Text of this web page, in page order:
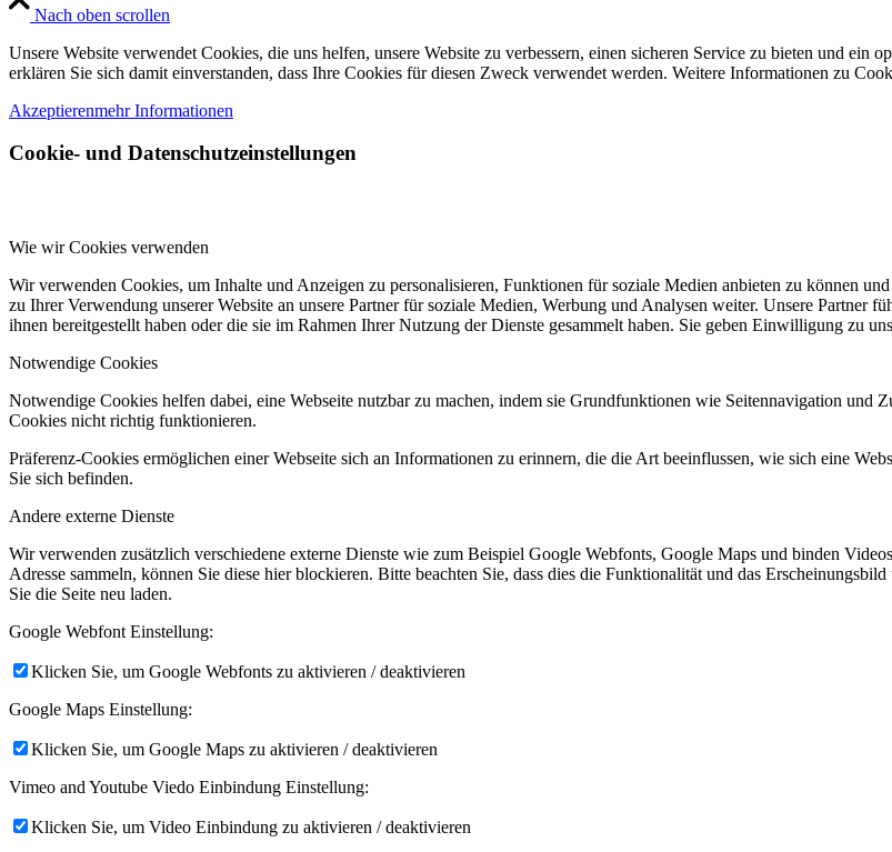
Nach oben scrollen
Unsere Website verwendet Cookies, die uns helfen, unsere Website zu verbessern, einen sicheren Service zu bieten und ein
erklären Sie sich damit einverstanden, dass Ihre Cookies für diesen Zweck verwendet werden. Weitere Informationen zu
Akzeptierenmehr Informationen
Cookie- und Datenschutzeinstellungen
Wie wir Cookies verwenden
Wir verwenden Cookies, um Inhalte und Anzeigen zu personalisieren, Funktionen für soziale Medien anbieten zu können
zu Ihrer Verwendung unserer Website an unsere Partner für soziale Medien, Werbung und Analysen weiter. Unsere Partner
ihnen bereitgestellt haben oder die sie im Rahmen Ihrer Nutzung der Dienste gesammelt haben. Sie geben Einwilligung zu
Notwendige Cookies
Notwendige Cookies helfen dabei, eine Webseite nutzbar zu machen, indem sie Grundfunktionen wie Seitennavigation und
Cookies nicht richtig funktionieren.
Präferenz-Cookies ermöglichen einer Webseite sich an Informationen zu erinnern, die die Art beeinflussen, wie sich eine
Sie sich befinden.
Andere externe Dienste
Wir verwenden zusätzlich verschiedene externe Dienste wie zum Beispiel Google Webfonts, Google Maps und binden
Adresse sammeln, können Sie diese hier blockieren. Bitte beachten Sie, dass dies die Funktionalität und das
Sie die Seite neu laden.
Google Webfont Einstellung:
Klicken Sie, um Google Webfonts zu aktivieren / deaktivieren
Google Maps Einstellung:
Klicken Sie, um Google Maps zu aktivieren / deaktivieren
Vimeo and Youtube Viedo Einbindung Einstellung:
Klicken Sie, um Video Einbindung zu aktivieren / deaktivieren